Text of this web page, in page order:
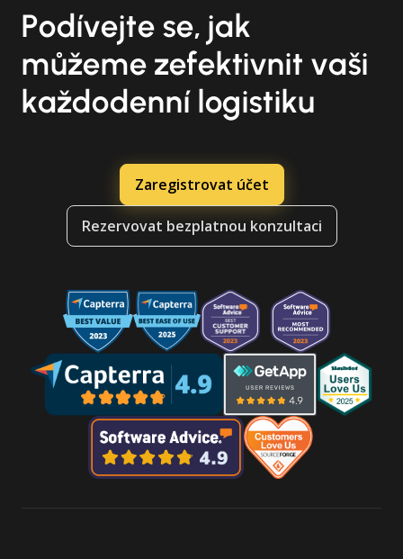
Podívejte se, jak
můžeme zefektivnit vaši
každodenní logistiku
Zaregistrovat účet
Rezervovat bezplatnou konzultaci